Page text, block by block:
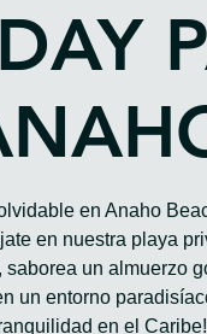
en Anaho
en nuestra playa
un almuerzo
un entorno